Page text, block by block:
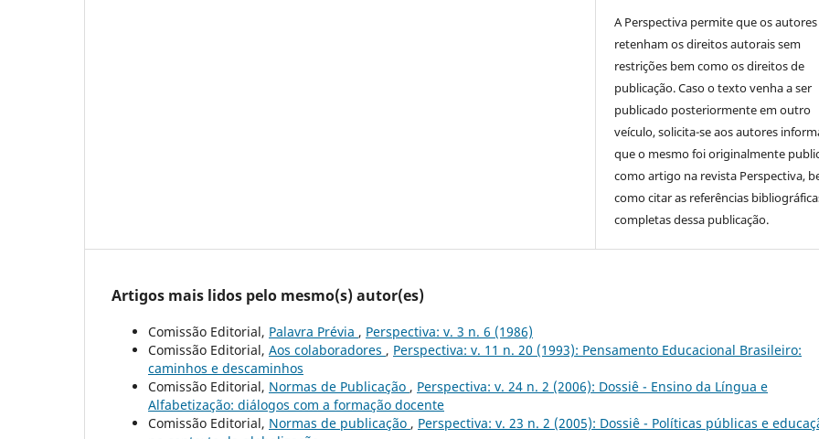
A Perspectiva permite que os autores
retenham os direitos autorais sem
restrições bem como os direitos de
publicação. Caso o texto venha a ser
publicado posteriormente em outro
veículo, solicita-se aos autores
que o mesmo foi originalmente
como artigo na revista Perspectiva,
como citar as referências
completas dessa publicação.
Artigos mais lidos pelo mesmo(s) autor(es)
Comissão Editorial, Palavra Prévia , Perspectiva: v. 3 n. 6 (1986)
Comissão Editorial, Aos colaboradores , Perspectiva: v. 11 n. 20 (1993): Pensamento Educacional Brasileiro:
caminhos e descaminhos
Comissão Editorial, Normas de Publicação , Perspectiva: v. 24 n. 2 (2006): Dossiê - Ensino da Língua e
Alfabetização: diálogos com a formação docente
Comissão Editorial, Normas de publicação , Perspectiva: v. 23 n. 2 (2005): Dossiê - Políticas públicas e